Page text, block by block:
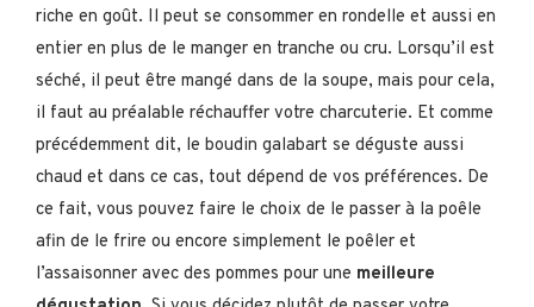
riche en goût. Il peut se consommer en rondelle et aussi en
entier en plus de le manger en tranche ou cru. Lorsqu’il est
séché, il peut être mangé dans de la soupe, mais pour cela,
il faut au préalable réchauffer votre charcuterie. Et comme
précédemment dit, le boudin galabart se déguste aussi
chaud et dans ce cas, tout dépend de vos préférences. De
ce fait, vous pouvez faire le choix de le passer à la poêle
afin de le frire ou encore simplement le poêler et
l’assaisonner avec des pommes pour une meilleure